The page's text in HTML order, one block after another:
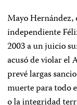
Mayo Hernández,
independiente
2003 a un juicio
acusó de violar el
prevé largas
muerte para todo